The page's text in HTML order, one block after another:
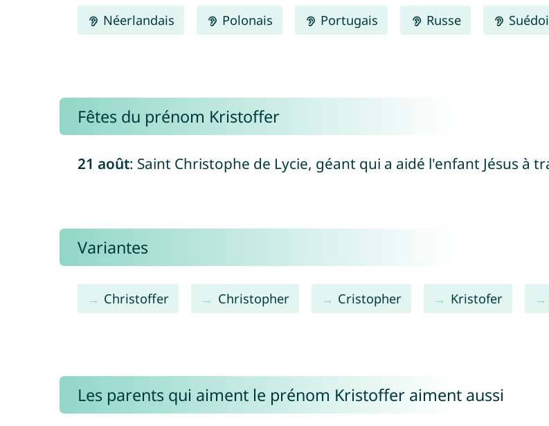
Néerlandais Polonais Portugais Russe
Fêtes du prénom Kristoffer
21 août: Saint Christophe de Lycie, géant qui a aidé l'enfant Jésus à
Variantes
Christoffer Christopher Cristopher Kristofer
Les parents qui aiment le prénom Kristoffer aiment aussi